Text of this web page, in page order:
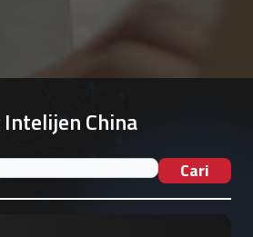
Intelijen China
Cari